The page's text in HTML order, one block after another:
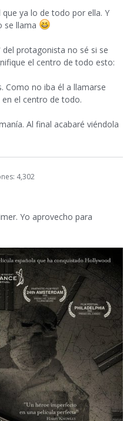
ya lo de todo por ella. Y
se llama
protagonista no sé si se
el centro de todo esto:
Como no iba él a llamarse
el centro de todo.
Al final acabaré viéndola
4,302
Yo aprovecho para